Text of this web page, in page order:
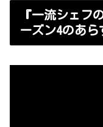
『一流シェフ
ーズン4のあら